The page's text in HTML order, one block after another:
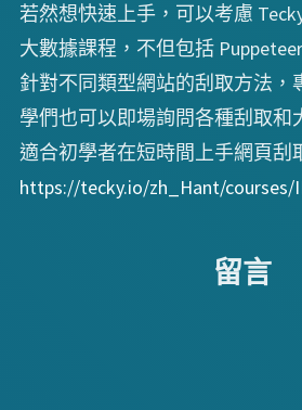
若然想快速上手，可以考慮
大數據課程，不但包括
針對不同類型網站的刮取方法，
學們也可以即場詢問各種刮取和
適合初學者在短時間上手網頁刮
https://tecky.io/zh_Hant/courses/
留言